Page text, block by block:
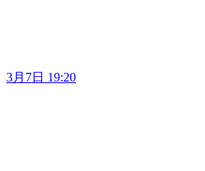
3月7日 19:20